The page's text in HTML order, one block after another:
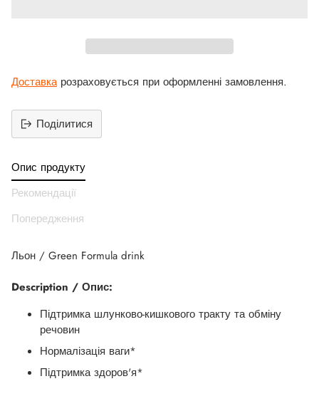
Доставкарозраховується при оформленні замовлення.
Поділитися
продукт
до
вашего
Опис продукту
Рекомендації
Попередження
Льон / Green Formula drink
Description / Опис:
Підтримка шлунково-кишкового тракту та обміну
речовин
Нормалізація ваги*
Підтримка здоров'я*